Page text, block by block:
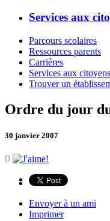
Services aux
Parcours scolaires
Ressources parents
Carrières
Services aux citoyens
Trouver un
Ordre du jour
30 janvier 2007
0
Envoyer à un ami
Imprimer